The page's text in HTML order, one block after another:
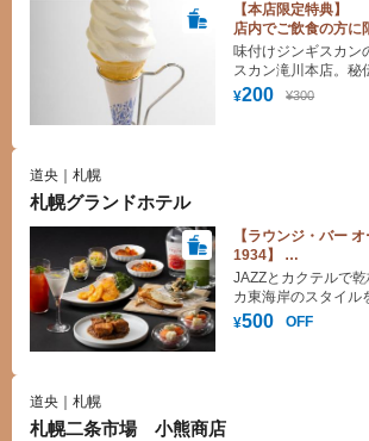
【本店限定特典】
店内でご飲食の方に
ム」割引♪
¥200 ¥300
味付けジンギスカン
スカン滝川本店。秘
品お肉の後は、冷た
道央｜札幌
札幌グランドホテル
【ラウンジ・バー
1934】
フリーブルプラン
引き
¥500 OFF
JAZZとカクテルで
カ東海岸のスタイル
いた雰囲気の空間で
道央｜札幌
札幌二条市場 小熊商店